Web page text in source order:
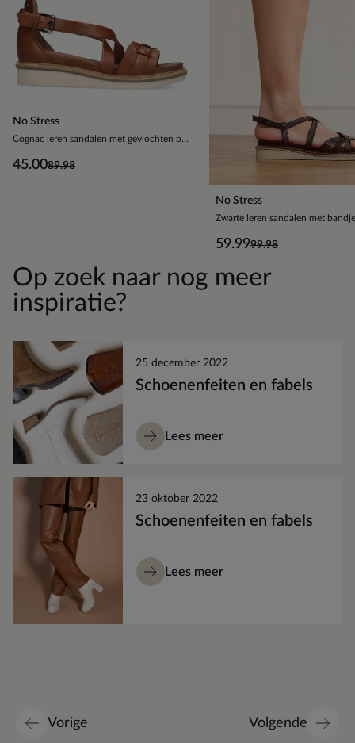
No Stress
Cognac leren sandalen met gevlochten band
89.98
45.00
No Stress
Zwarte leren sandalen met
99.98
59.99
Op zoek naar nog meer
inspiratie?
25 december 2022
Schoenenfeiten en fabels
Lees meer
23 oktober 2022
Schoenenfeiten en fabels
Lees meer
Vorige Volgende